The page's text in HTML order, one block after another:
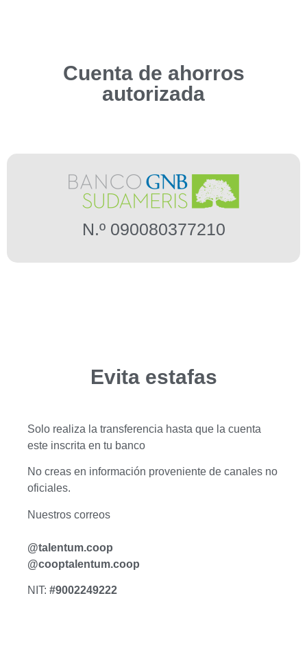
Cuenta de ahorros
autorizada
N.º 090080377210
Evita estafas
Solo realiza la transferencia hasta que la cuenta
este inscrita en tu banco
No creas en información proveniente de canales no
oficiales.
Nuestros correos
@talentum.coop
@cooptalentum.coop
NIT: #9002249222